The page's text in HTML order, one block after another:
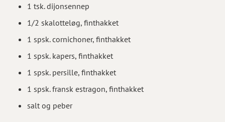
1 tsk. dijonsennep
1/2 skalotteløg, finthakket
1 spsk. cornichoner, finthakket
1 spsk. kapers, finthakket
1 spsk. persille, finthakket
1 spsk. fransk estragon, finthakket
salt og peber